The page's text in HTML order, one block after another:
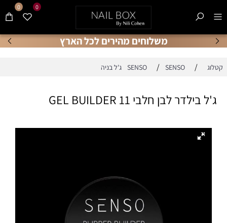
משלוחים מהירים לכל הארץ
0 0
קטלוג /
SENSO / SENSO ג'ל בניה
ג'ל בילדר לבן חלבי 11 GEL BUILDER